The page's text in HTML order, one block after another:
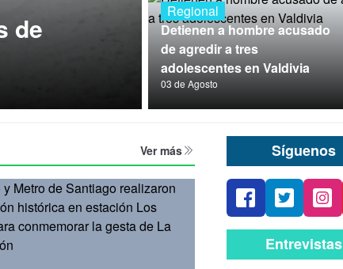
de
Regional
Detienen a hombre acusado
de agredir a tres
adolescentes en Valdivia
03 de Agosto
Ver más Síguenos
Entrevistas